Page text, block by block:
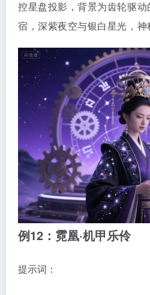
控星盘投影，背景为齿轮驱
宿，深紫夜空与银白星光，神
例12：霓凰·机甲乐伶
提示词：